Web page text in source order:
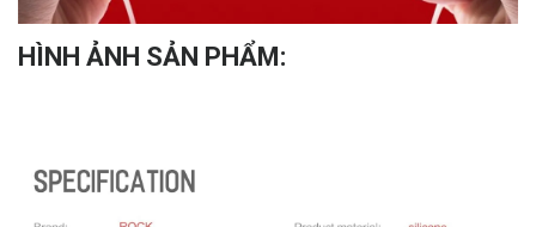
HÌNH ẢNH SẢN PHẨM: